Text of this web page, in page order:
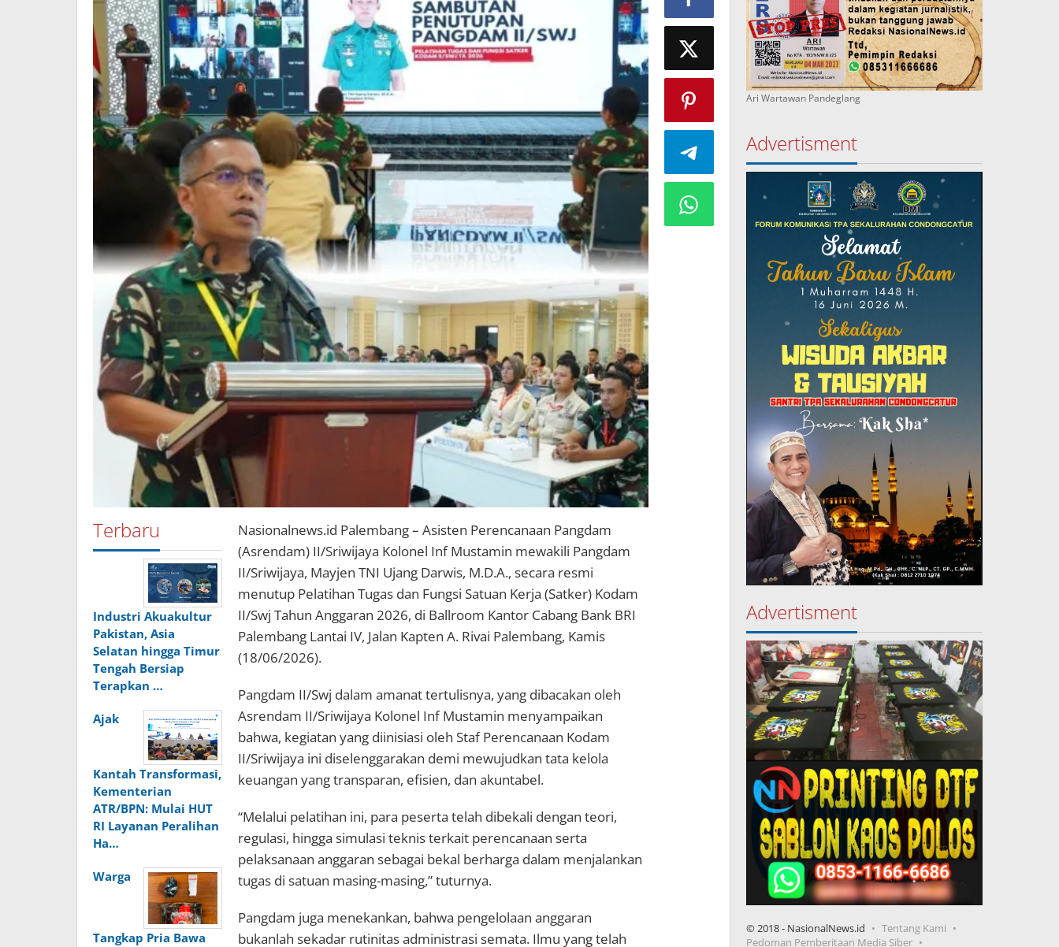
Terbaru
Industri Akuakultur
Pakistan, Asia
Selatan hingga Timur
Tengah Bersiap
Terapkan …
Ajak
Kantah Transformasi,
Kementerian
ATR/BPN: Mulai HUT
RI Layanan Peralihan
Ha…
Warga
Tangkap Pria Bawa
Nasionalnews.id Palembang – Asisten Perencanaan Pangdam
(Asrendam) II/Sriwijaya Kolonel Inf Mustamin mewakili ​Pangdam
II/Sriwijaya, Mayjen TNI Ujang Darwis, M.D.A., secara resmi
menutup Pelatihan Tugas dan Fungsi Satuan Kerja (Satker) Kodam
II/Swj Tahun Anggaran 2026, di Ballroom Kantor Cabang Bank BRI
Palembang Lantai IV, Jalan Kapten A. Rivai Palembang, Kamis
(18/06/2026).
Pangdam II/Swj dalam amanat tertulisnya, yang dibacakan oleh
Asrendam II/Sriwijaya Kolonel Inf Mustamin menyampaikan
bahwa, kegiatan yang diinisiasi oleh Staf Perencanaan Kodam
II/Sriwijaya ini diselenggarakan demi mewujudkan tata kelola
keuangan yang transparan, efisien, dan akuntabel.
“Melalui pelatihan ini, para peserta telah dibekali dengan teori,
regulasi, hingga simulasi teknis terkait perencanaan serta
pelaksanaan anggaran sebagai bekal berharga dalam menjalankan
tugas di satuan masing-masing,” tuturnya.
​Pangdam juga menekankan, bahwa pengelolaan anggaran
bukanlah sekadar rutinitas administrasi semata. Ilmu yang telah
Ari Wartawan Pandeglang
Advertisment
Advertisment
© 2018 - NasionalNews.id
Tentang Kami
Pedoman Pemberitaan Media Siber